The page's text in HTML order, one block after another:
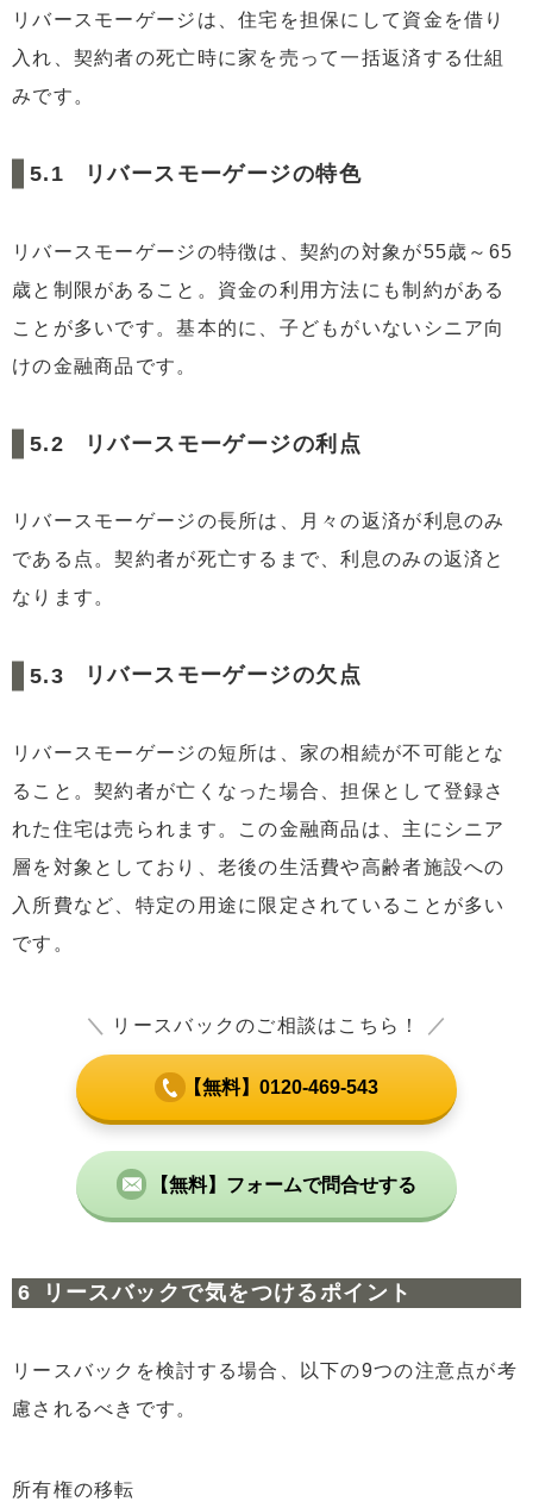
リバースモーゲージは、住宅を担保にして資金を借り
入れ、契約者の死亡時に家を売って一括返済する仕組
みです。
リバースモーゲージの特色
リバースモーゲージの特徴は、契約の対象が55歳～65
歳と制限があること。資金の利用方法にも制約がある
ことが多いです。基本的に、子どもがいないシニア向
けの金融商品です。
リバースモーゲージの利点
リバースモーゲージの長所は、月々の返済が利息のみ
である点。契約者が死亡するまで、利息のみの返済と
なります。
リバースモーゲージの欠点
リバースモーゲージの短所は、家の相続が不可能とな
ること。契約者が亡くなった場合、担保として登録さ
れた住宅は売られます。この金融商品は、主にシニア
層を対象としており、老後の生活費や高齢者施設への
入所費など、特定の用途に限定されていることが多い
です。
＼ リースバックのご相談はこちら！ ／
【無料】0120-469-543
【無料】フォームで問合せする
リースバックで気をつけるポイント
リースバックを検討する場合、以下の9つの注意点が考
慮されるべきです。
所有権の移転